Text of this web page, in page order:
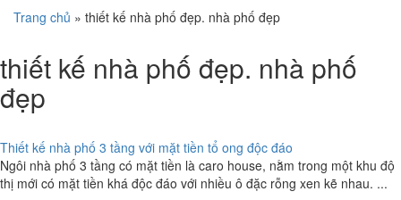
Trang chủ » thiết kế nhà phố đẹp. nhà phố đẹp
thiết kế nhà phố đẹp. nhà phố
đẹp
Thiết kế nhà phố 3 tầng với mặt tiền tổ ong độc đáo
Ngôi nhà phố 3 tầng có mặt tiền là caro house, nằm trong một khu độ
thị mới có mặt tiền khá độc đáo với nhiều ô đặc rỗng xen kẽ nhau. ...